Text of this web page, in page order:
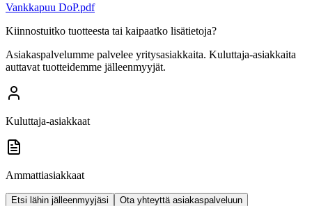
Vankkapuu DoP.pdf
Kiinnostuitko tuotteesta tai kaipaatko lisätietoja?
Asiakaspalvelumme palvelee yritysasiakkaita. Kuluttaja-asiakkaita
auttavat tuotteidemme jälleenmyyjät.
Kuluttaja-asiakkaat
Ammattiasiakkaat
Etsi lähin jälleenmyyjäsi Ota yhteyttä asiakaspalveluun